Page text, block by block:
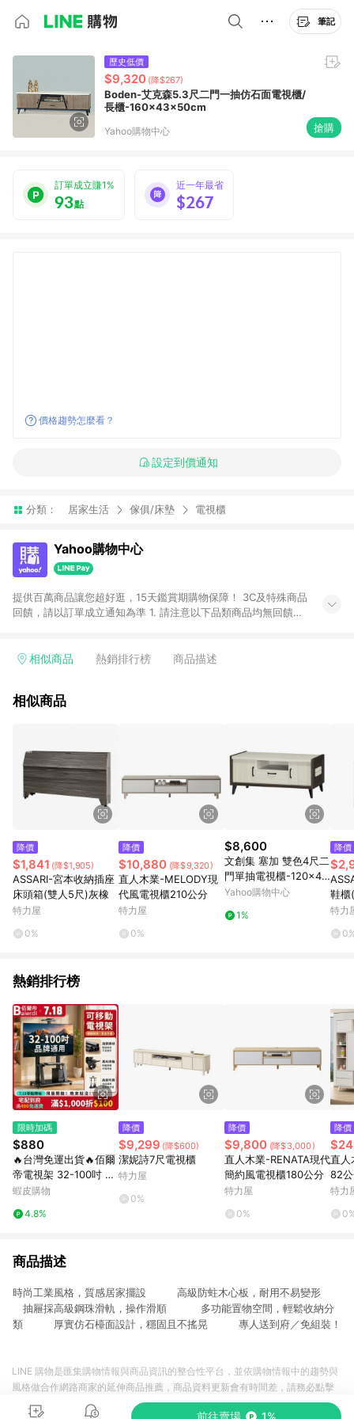
筆記
歷史低價
$9,320 (降$267)
Boden-艾克森5.3尺二門一抽仿石面電視櫃/
長櫃-160x43x50cm
Yahoo購物中心 搶購
訂單成立賺1%
93點
近一年最省
$267
價格趨勢怎麼看？
設定到價通知
分類： 居家生活 傢俱/床墊 電視櫃
Yahoo購物中心
提供百萬商品讓您超好逛，15天鑑賞期購物保障！ 3C及特殊商品
回饋，請以訂單成立通知為準 1. 請注意以下品類商品均無回饋：
電玩/遊戲/相機/單眼/鏡頭/拍立得 [2024/6/1起適用] -內接硬
的購回饋活動享Yahoo超贈點回饋者 - 購物中心商店之商品：商
有相關事證認定您為大宗採購、批發轉賣而非最終消費使用者，
相關認定以Yahoo購物中心之認定為準
相似商品 熱銷排行榜 商品描述
相似商品
降價
$1,841 (降$1,905)
ASSARI-宮本收納插座
床頭箱(雙人5尺)灰橡
特力屋
0%
降價
$10,880 (降$9,320)
直人木業-MELODY現
代風電視櫃210公分
特力屋
0%
$8,600
文創集 塞加 雙色4尺二
門單抽電視櫃-120x4
0.5x50cm免組
Yahoo購物中心
1%
降價
鞋
cm)
特力
熱銷排行榜
限時加碼
$880
🔥台灣免運出貨🔥佰爾
帝電視架 32-100吋 移
動式支架360°旋轉 液
支架 推車架特價 電視
蝦皮購物
4.8%
降價
$9,299 (降$600)
潔妮詩7尺電視櫃
特力屋
0%
降價
$9,800 (降$3,000)
直人木業-RENATA現代
簡約風電視櫃180公分
特力屋
0%
降價
直人
82
79
特力
商品描述
時尚工業風格，質感居家擺設 高級防蛀木心板，耐用不易變形
抽屜採高級鋼珠滑軌，操作滑順 多功能置物空間，輕鬆收納分
類 厚實仿石檯面設計，穩固且不搖晃 專人送到府／免組裝！
前往賣場 1%
LINE 購物是匯集購物情報與商品資訊的整合性平台，並依購物情報中的趨勢與
風格做合作網路商家的延伸商品推薦，商品資料更新會有時間差，請務必點擊
商品至各合作網路商家，確認現售價與購物條件，一切資訊以合作廠商網頁為